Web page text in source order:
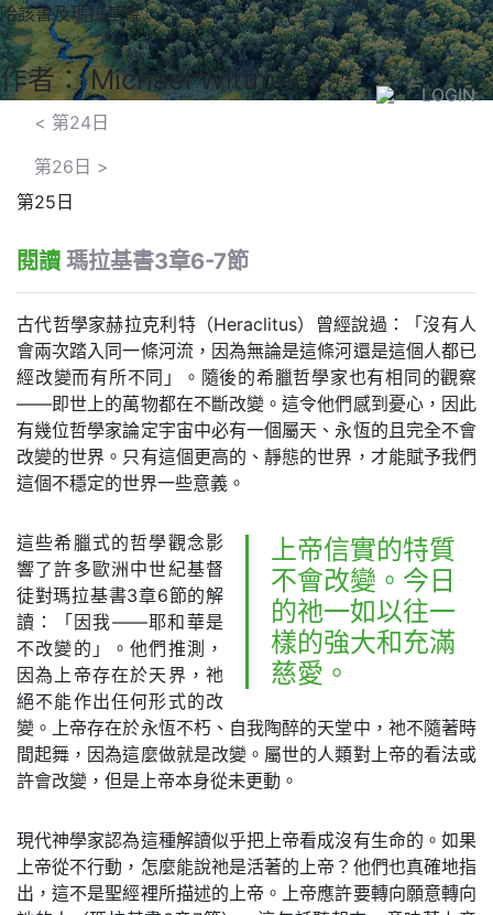
LOGIN
哈該書及瑪拉基書
作者： Michael Wittmer
< 第24日
第26日 >
第25日
閱讀 瑪拉基書3章6-7節
古代哲學家赫拉克利特（Heraclitus）曾經說過：「沒有人
會兩次踏入同一條河流，因為無論是這條河還是這個人都已
經改變而有所不同」。隨後的希臘哲學家也有相同的觀察
——即世上的萬物都在不斷改變。這令他們感到憂心，因此
有幾位哲學家論定宇宙中必有一個屬天、永恆的且完全不會
改變的世界。只有這個更高的、靜態的世界，才能賦予我們
這個不穩定的世界一些意義。
上帝信實的特質
不會改變。今日
的祂一如以往一
樣的強大和充滿
慈愛。
這些希臘式的哲學觀念影
響了許多歐洲中世紀基督
徒對瑪拉基書3章6節的解
讀：「因我——耶和華是
不改變的」。他們推測，
因為上帝存在於天界，祂
絕不能作出任何形式的改
變。上帝存在於永恆不朽、自我陶醉的天堂中，祂不隨著時
間起舞，因為這麼做就是改變。屬世的人類對上帝的看法或
許會改變，但是上帝本身從未更動。
現代神學家認為這種解讀似乎把上帝看成沒有生命的。如果
上帝從不行動，怎麼能說祂是活著的上帝？他們也真確地指
出，這不是聖經裡所描述的上帝。上帝應許要轉向願意轉向